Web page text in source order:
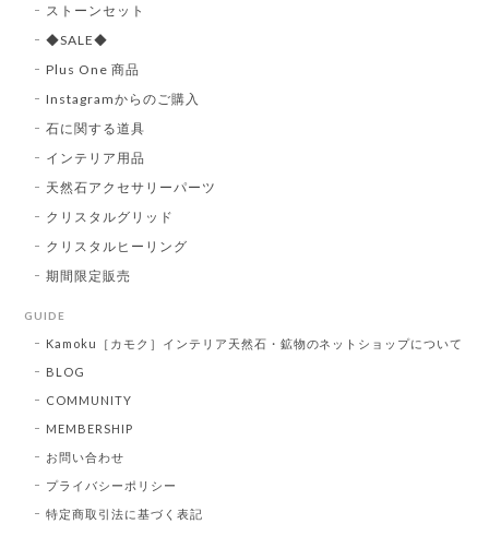
ストーンセット
◆SALE◆
Plus One 商品
Instagramからのご購入
石に関する道具
インテリア用品
天然石アクセサリーパーツ
クリスタルグリッド
クリスタルヒーリング
期間限定販売
GUIDE
Kamoku［カモク］インテリア天然石・鉱物のネットショップについて
BLOG
COMMUNITY
MEMBERSHIP
お問い合わせ
プライバシーポリシー
特定商取引法に基づく表記